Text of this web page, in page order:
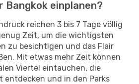
Bangkok einplanen?
reichen 3 bis 7 Tage völlig
Zeit, um die wichtigsten
zu besichtigen und das Flair
Mit etwas mehr Zeit können
Viertel eintauchen, die
entdecken und in den Parks